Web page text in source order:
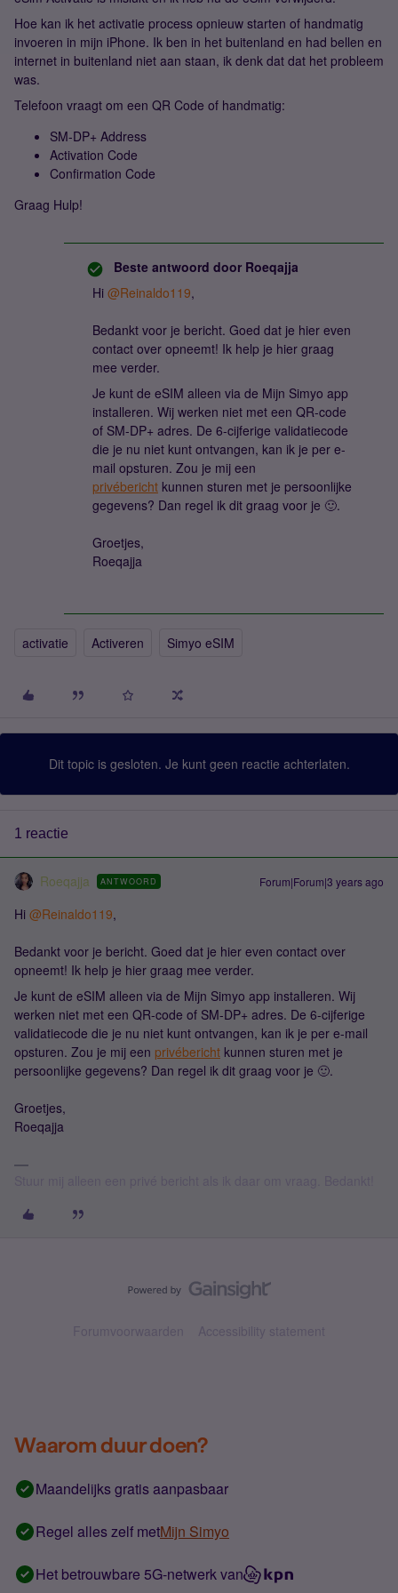
Hoe kan ik het activatie process opnieuw starten of handmatig
invoeren in mijn iPhone. Ik ben in het buitenland en had bellen en
internet in buitenland niet aan staan, ik denk dat dat het probleem
was.
Telefoon vraagt om een QR Code of handmatig:
SM-DP+ Address
Activation Code
Confirmation Code
Graag Hulp!
Beste antwoord door Roeqajja
Hi @Reinaldo119,
Bedankt voor je bericht. Goed dat je hier even
contact over opneemt! Ik help je hier graag
mee verder.
Je kunt de eSIM alleen via de Mijn Simyo app
installeren. Wij werken niet met een QR-code
of SM-DP+ adres. De 6-cijferige validatiecode
die je nu niet kunt ontvangen, kan ik je per e-
mail opsturen. Zou je mij een
privébericht kunnen sturen met je persoonlijke
gegevens? Dan regel ik dit graag voor je 🙂.
Groetjes,
Roeqajja
activatie Activeren Simyo eSIM
Dit topic is gesloten. Je kunt geen reactie achterlaten.
1 reactie
Roeqajja ANTWOORD Forum|Forum|3 years ago
Hi @Reinaldo119,
Bedankt voor je bericht. Goed dat je hier even contact over
opneemt! Ik help je hier graag mee verder.
Je kunt de eSIM alleen via de Mijn Simyo app installeren. Wij
werken niet met een QR-code of SM-DP+ adres. De 6-cijferige
validatiecode die je nu niet kunt ontvangen, kan ik je per e-mail
opsturen. Zou je mij een privébericht kunnen sturen met je
persoonlijke gegevens? Dan regel ik dit graag voor je 🙂.
Groetjes,
Roeqajja
Forumvoorwaarden Accessibility statement
Waarom duur doen?
Maandelijks gratis aanpasbaar
Regel alles zelf metMijn Simyo
Het betrouwbare 5G-netwerk van